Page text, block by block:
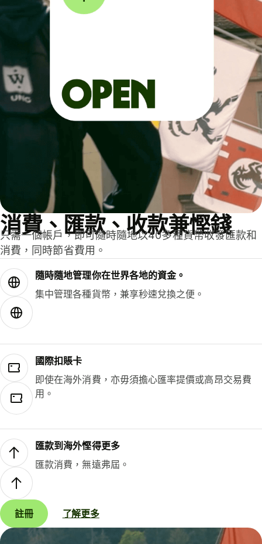
消費、匯款、收款兼慳錢
只需一個帳戶，即可隨時隨地以40多種貨幣收發匯款和
消費，同時節省費用。
隨時隨地管理你在世界各地的資金。
集中管理各種貨幣，兼享秒速兌換之便。
國際扣賬卡
即使在海外消費，亦毋須擔心匯率提價或高昂交易費
用。
匯款到海外慳得更多
匯款消費，無遠弗屆。
註冊 了解更多